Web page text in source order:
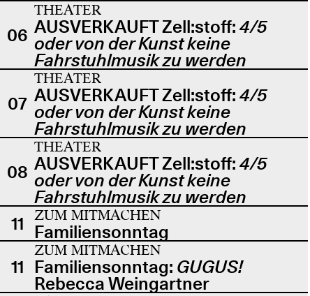
06
THEATER
AUSVERKAUFT Zell:stoff: 4/5
oder von der Kunst keine
Fahrstuhlmusik zu werden
07
THEATER
AUSVERKAUFT Zell:stoff: 4/5
oder von der Kunst keine
Fahrstuhlmusik zu werden
08
THEATER
AUSVERKAUFT Zell:stoff: 4/5
oder von der Kunst keine
Fahrstuhlmusik zu werden
11
ZUM MITMACHEN
Familiensonntag
11
ZUM MITMACHEN
Familiensonntag: GUGUS!
Rebecca Weingartner